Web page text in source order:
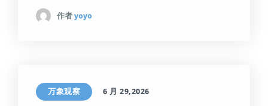
作者 yoyo
万象观察 6 月 29,2026